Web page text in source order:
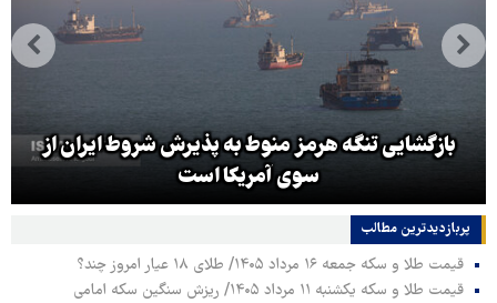
بازگشایی تنگه هرمز منوط به پذیرش شروط ایران از
سوی آمریکا است
پربازدیدترین‌ مطالب
قیمت طلا و سکه جمعه ۱۶ مرداد ۱۴۰۵/ طلای ۱۸ عیار امروز چند؟
قیمت طلا و سکه یکشنبه ۱۱ مرداد ۱۴۰۵/ ریزش سنگین سکه امامی